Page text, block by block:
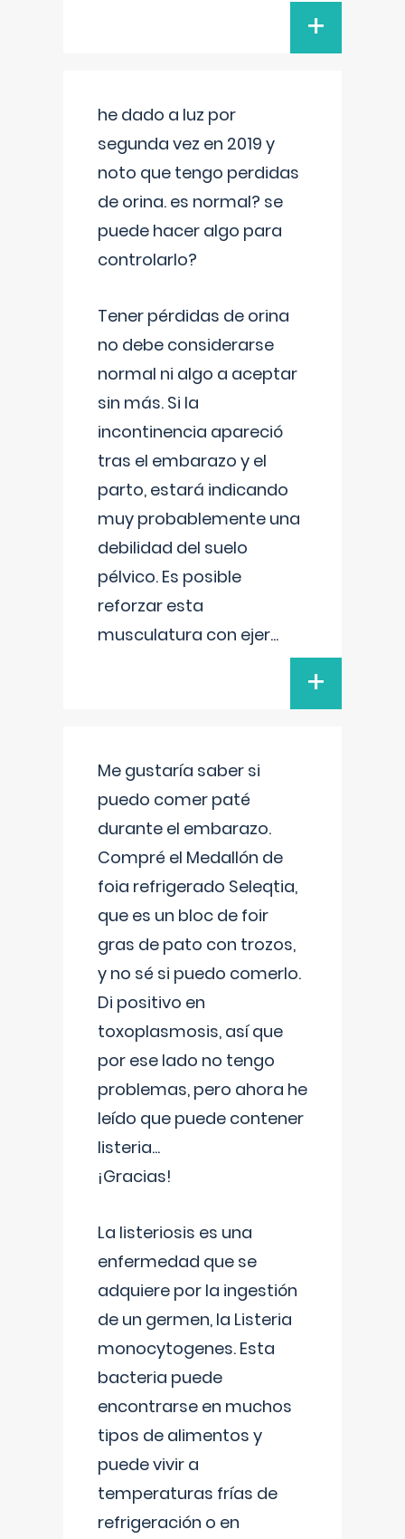
+
he dado a luz por
segunda vez en 2019 y
noto que tengo perdidas
de orina. es normal? se
puede hacer algo para
controlarlo?
Tener pérdidas de orina
no debe considerarse
normal ni algo a aceptar
sin más. Si la
incontinencia apareció
tras el embarazo y el
parto, estará indicando
muy probablemente una
debilidad del suelo
pélvico. Es posible
reforzar esta
musculatura con ejer...
+
Me gustaría saber si
puedo comer paté
durante el embarazo.
Compré el Medallón de
foia refrigerado Seleqtia,
que es un bloc de foir
gras de pato con trozos,
y no sé si puedo comerlo.
Di positivo en
toxoplasmosis, así que
por ese lado no tengo
problemas, pero ahora he
leído que puede contener
listeria...
¡Gracias!
La listeriosis es una
enfermedad que se
adquiere por la ingestión
de un germen, la Listeria
monocytogenes. Esta
bacteria puede
encontrarse en muchos
tipos de alimentos y
puede vivir a
temperaturas frías de
refrigeración o en